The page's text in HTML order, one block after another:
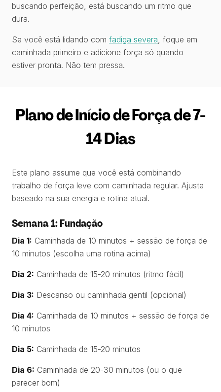
buscando perfeição, está buscando um ritmo que
dura.
Se você está lidando com fadiga severa , foque em
caminhada primeiro e adicione força só quando
estiver pronta. Não tem pressa.
Plano de Início de Força de 7-
14 Dias
Este plano assume que você está combinando
trabalho de força leve com caminhada regular. Ajuste
baseado na sua energia e rotina atual.
Semana 1: Fundação
Dia 1: Caminhada de 10 minutos + sessão de força de
10 minutos (escolha uma rotina acima)
Dia 2: Caminhada de 15-20 minutos (ritmo fácil)
Dia 3: Descanso ou caminhada gentil (opcional)
Dia 4: Caminhada de 10 minutos + sessão de força de
10 minutos
Dia 5: Caminhada de 15-20 minutos
Dia 6: Caminhada de 20-30 minutos (ou o que
parecer bom)